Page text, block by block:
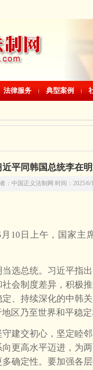
法律服务 典型案例
近平同韩国总统李在
：中国正义法制网 时间：2025/6/
10日上午，国家主
总统。习近平指出
会制度差异，积极
、持续深化的中韩
区乃至世界和平稳
交初心，坚定睦邻
更高水平迈进，为
确定性。要加强各